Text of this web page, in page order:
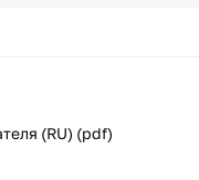
(RU) (pdf)